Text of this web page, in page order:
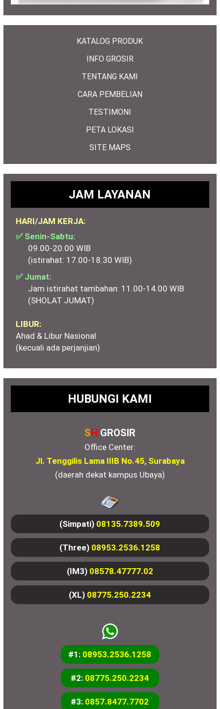
KATALOG PRODUK
INFO GROSIR
TENTANG KAMI
CARA PEMBELIAN
TESTIMONI
PETA LOKASI
SITE MAPS
JAM LAYANAN
HARI/JAM KERJA:
✅ Senin-Sabtu:
09.00-20.00 WIB
(istirahat: 17.00-18.30 WIB)
✅ Jumat:
Jam istirahat tambahan: 11.00-14.00 WIB
(SHOLAT JUMAT)
LIBUR:
Ahad & Libur Nasional
(kecuali ada perjanjian)
HUBUNGI KAMI
SH GROSIR
Office Center:
Jl. Tenggilis Lama IIIB No.45, Surabaya
(daerah dekat kampus Ubaya)
(Simpati) 08135.7389.509
(Three) 08953.2536.1258
(IM3) 08578.47777.02
(XL) 08775.250.2234
#1: 08953.2536.1258
#2: 08775.250.2234
#3: 0857.8477.7702